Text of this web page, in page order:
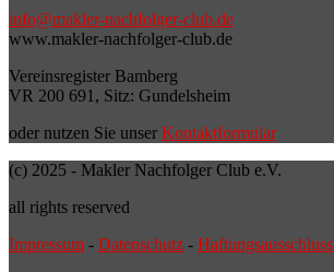
info@makler-nachfolger-club.de
www.makler-nachfolger-club.de
Vereinsregister Bamberg
VR 200 691, Sitz: Gundelsheim
oder nutzen Sie unser Kontaktformular
(c) 2025 - Makler Nachfolger Club e.V.
all rights reserved
Impressum - Datenschutz - Haftungsausschluss